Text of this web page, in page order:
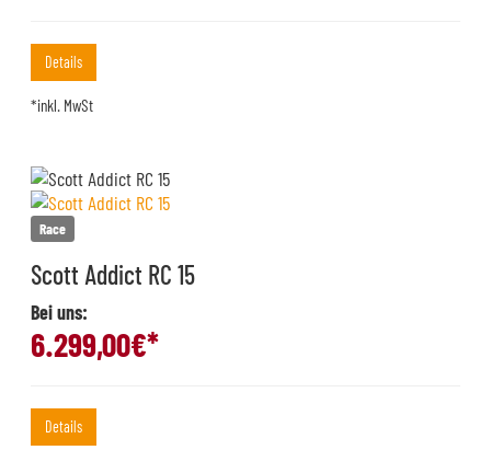
Details
*inkl. MwSt
Race
Scott Addict RC 15
Bei uns:
6.299,00€*
Details